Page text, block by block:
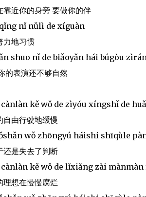
靠近你的身旁 要做你的伴
nǐ nǔlì de xíguàn
力地习惯
shuō nǐ de biǎoyǎn hái búgòu
的表演还不够自然
kě wǒ de zìyóu xíngshǐ de
自由行驶地缓慢
wǒ zhōngyú háishi shīqùle
还是失去了判断
kě wǒ de lǐxiǎng zài
理想在慢慢腐烂